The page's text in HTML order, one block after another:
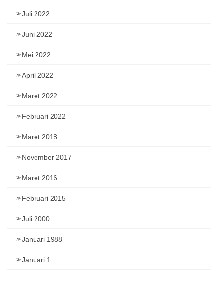
Juli 2022
Juni 2022
Mei 2022
April 2022
Maret 2022
Februari 2022
Maret 2018
November 2017
Maret 2016
Februari 2015
Juli 2000
Januari 1988
Januari 1